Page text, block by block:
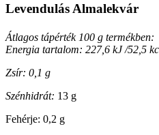
Levendulás Almalekvár
Átlagos tápérték 100 g termékben:
Energia tartalom: 227,6 kJ /52,5
Zsír: 0,1 g
Szénhidrát: 13 g
Fehérje: 0,2 g